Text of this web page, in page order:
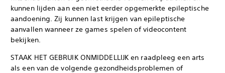
kunnen lijden aan een niet eerder opgemerkte epileptische
aandoening. Zij kunnen last krijgen van epileptische
aanvallen wanneer ze games spelen of videocontent
bekijken.
STAAK HET GEBRUIK ONMIDDELLIJK en raadpleeg een arts
als een van de volgende gezondheidsproblemen of